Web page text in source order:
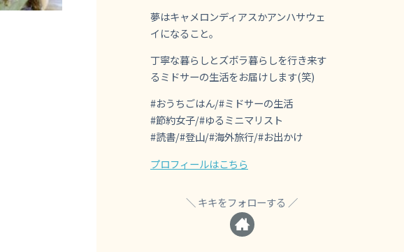
夢はキャメロンディアスかアンハサウェ
イになること。
丁寧な暮らしとズボラ暮らしを行き来す
るミドサーの生活をお届けします(笑)
#おうちごはん/#ミドサーの生活
#節約女子/#ゆるミニマリスト
#読書/#登山/#海外旅行/#お出かけ
プロフィールはこちら
キキをフォローする